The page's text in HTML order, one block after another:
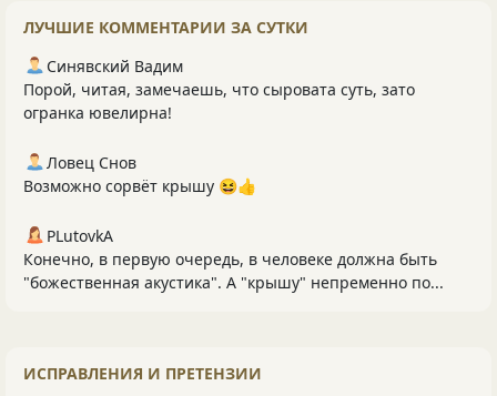
ЛУЧШИЕ КОММЕНТАРИИ ЗА СУТКИ
Синявский Вадим
Порой, читая, замечаешь, что сыровата суть, зато
огранка ювелирна!
Ловец Снов
Возможно сорвёт крышу 😆👍
PLutоvkА
Конечно, в первую очередь, в человеке должна быть
"божественная акустика". А "крышу" непременно по...
ИСПРАВЛЕНИЯ И ПРЕТЕНЗИИ